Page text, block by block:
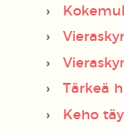
Tärkeä
Keho